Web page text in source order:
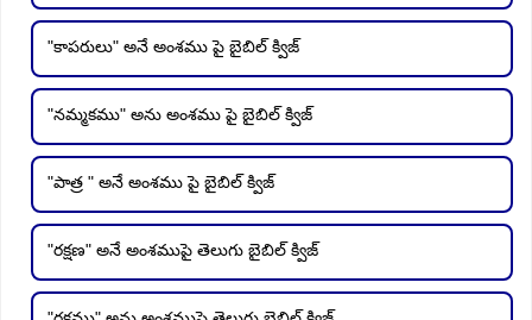
"కాపరులు" అనే అంశము పై బైబిల్ క్విజ్
"నమ్మకము" అను అంశము పై బైబిల్ క్విజ్
"పాత్ర " అనే అంశము పై బైబిల్ క్విజ్
"రక్షణ" అనే అంశముపై తెలుగు బైబిల్ క్విజ్